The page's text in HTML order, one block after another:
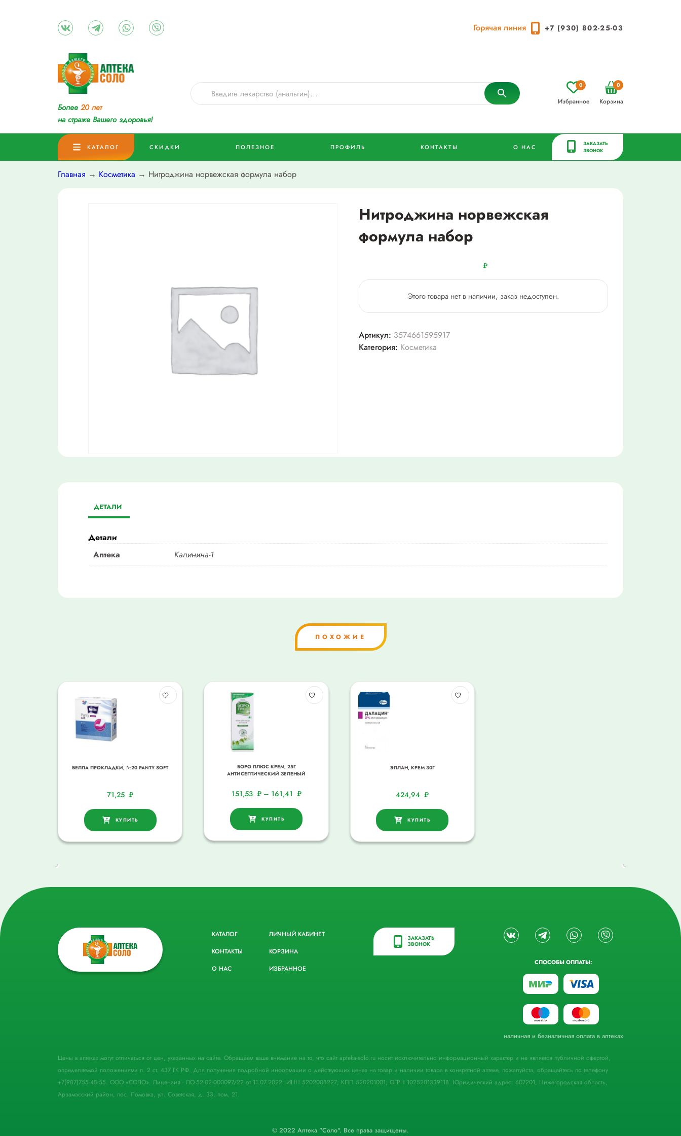
Горячая линия +7 (930) 802-25-03
Более 20 лет
на страже Вашего здоровья!
Избранное
0
Корзина
0
КАТАЛОГ СКИДКИ ПОЛЕЗНОЕ ПРОФИЛЬ КОНТАКТЫ О НАС
ЗАКАЗАТЬ
ЗВОНОК
Главная → Косметика → Нитроджина норвежская формула набор
Нитроджина норвежская
формула набор
₽
Этого товара нет в наличии, заказ недоступен.
Артикул: 3574661595917
Категория: Косметика
ДЕТАЛИ
Детали
Аптека
Калинина-1
ПОХОЖИЕ
БЕЛЛА ПРОКЛАДКИ, №20 PANTY SOFT
71,25₽
КУПИТЬ
БОРО ПЛЮС КРЕМ, 25Г
АНТИСЕПТИЧЕСКИЙ ЗЕЛЕНЫЙ
151,53 ₽ – 161,41 ₽
КУПИТЬ
ЭПЛАН, КРЕМ 30Г
424,94₽
КУПИТЬ
КАТАЛОГ
КОНТАКТЫ
О НАС
ЛИЧНЫЙ КАБИНЕТ
КОРЗИНА
ИЗБРАННОЕ
ЗАКАЗАТЬ
ЗВОНОК
СПОСОБЫ ОПЛАТЫ:
наличная и безналичная оплата в аптеках
Цены в аптеках могут отличаться от цен, указанных на сайте. Обращаем ваше внимание на то, что сайт apteka-solo.ru носит исключительно информационный характер и не является публичной офертой,
определяемой положениями п. 2 ст. 437 ГК РФ. Для получения подробной информации о действующих ценах на товар и наличии товара в конкретной аптеке, пожалуйста, обращайтесь по телефону
+7(987)755-48-55. ООО «СОЛО». Лицензия - ЛО-52-02-000097/22 от 11.07.2022. ИНН 5202008227; КПП 520201001; ОГРН 1025201339118. Юридический адрес: 607201, Нижегородская область,
Арзамасский район, пос. Ломовка, ул. Советская, д. 33, пом. 21.
© 2022 Аптека "Соло". Все права защищены.